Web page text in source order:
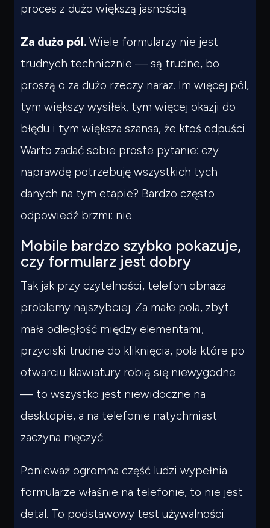
proces z dużo większą jasnością.
Za dużo pól. Wiele formularzy nie jest
trudnych technicznie — są trudne, bo
proszą o za dużo rzeczy naraz. Im więcej pól,
tym większy wysiłek, tym więcej okazji do
błędu i tym większa szansa, że ktoś odpuści.
Warto zadać sobie proste pytanie: czy
naprawdę potrzebuję wszystkich tych
danych na tym etapie? Bardzo często
odpowiedź brzmi: nie.
Mobile bardzo szybko pokazuje,
czy formularz jest dobry
Tak jak przy czytelności, telefon obnaża
problemy najszybciej. Za małe pola, zbyt
mała odległość między elementami,
przyciski trudne do kliknięcia, pola które po
otwarciu klawiatury robią się niewygodne
— to wszystko jest niewidoczne na
desktopie, a na telefonie natychmiast
zaczyna męczyć.
Ponieważ ogromna część ludzi wypełnia
formularze właśnie na telefonie, to nie jest
detal. To podstawowy test używalności.
Czegoszukasz?
przeczytać.